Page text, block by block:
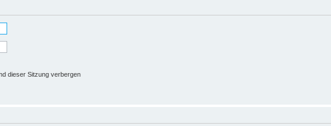
dieser Sitzung verbergen